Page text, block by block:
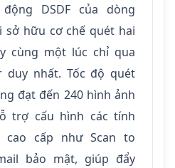
DSDF của dòng
sở hữu cơ chế quét hai
cùng một lúc chỉ qua
duy nhất. Tốc độ quét
đạt đến 240 hình ảnh
trợ cấu hình các tính
cao cấp như Scan to
bảo mật, giúp đẩy